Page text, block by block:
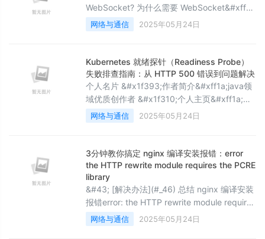
WebSocket? 为什么需要 WebSocket&#xff1f;
与 HTTP 协议的区别 WebSocket协议的原理
WebSocket工作流程 WebSocket 数据帧结构
象的属性和方法&#xff0c;以及如何创建和连接
WebSocket。 webSocket
网络与通信 2025年05月24日
Kubernetes 就绪探针（Readiness Probe）
失败排查指南：从 HTTP 500 错误到问题解决
个人名片 &#x1f393;作者简介&#xff1a;java领
域优质创作者 &#x1f310;个人主页&#xff1a;码
农阿豪 &#x1f4de;工作室&#xff1a;新空间代码
工作室&#xff08;提供各种软件服务) &#x1f48c;
[2435024119&#64;qq.com] &#x1f4f1;个人
微信&#xff1a;15279484656 &#x1f310
网络与通信 2025年05月24日
3分钟教你搞定 nginx 编译安装报错：error
the HTTP rewrite module requires the PCRE
library
&#43; [解决办法](#_46) 总结 nginx 编译安装
报错error: the HTTP rewrite module requires
the PCRE library. 前言 今天小编在给大家分享
如何编译安装nginx 。编译安装其实不难
网络与通信 2025年05月24日